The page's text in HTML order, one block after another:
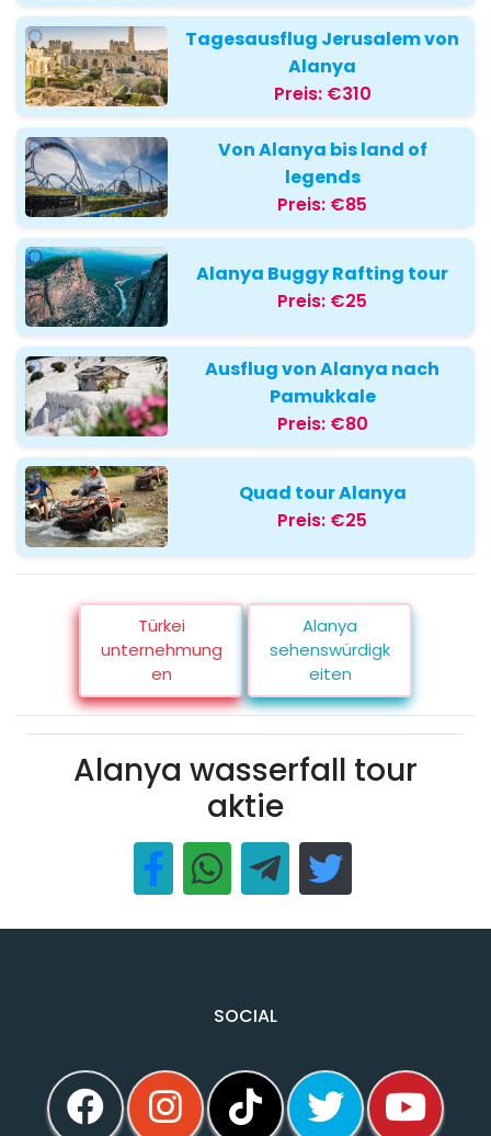
Tagesausflug Jerusalem von
Alanya
Preis: €310
Von Alanya bis land of
legends
Preis: €85
Alanya Buggy Rafting tour
Preis: €25
Ausflug von Alanya nach
Pamukkale
Preis: €80
Quad tour Alanya
Preis: €25
Türkei
unternehmung
en
Alanya
sehenswürdigk
eiten
Alanya wasserfall tour
aktie
SOCIAL